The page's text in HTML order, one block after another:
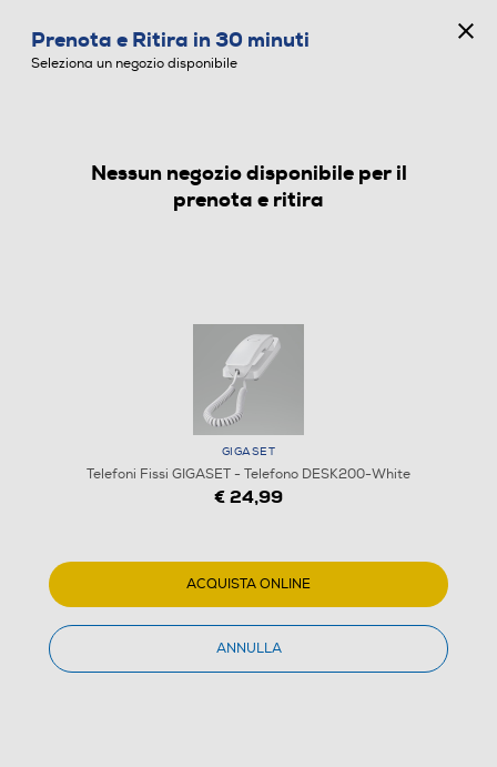
TELEFONI FISSI
1/1
GIGASET - Telefono DESK200-White
Prenota e Ritira in 30 minuti
Seleziona un negozio disponibile
Nessun negozio disponibile per il
prenota e ritira
GIGASET
Telefoni Fissi GIGASET - Telefono DESK200-White
€ 24,99
ACQUISTA ONLINE
ANNULLA